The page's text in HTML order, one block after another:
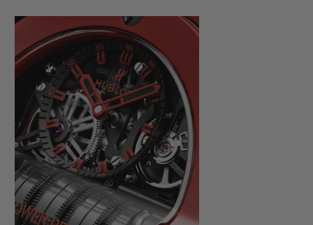
red pigments intact. Up to this point, only
black and white ceramics had been used in
watchmaking. The manufacture gained a
significant lead in materials research,
opening up new avenues in terms of both
aesthetics and performance.
Hublot is adorning the Big Bang MP-11
with its exclusive red ceramic symbolising
passion, power, endeavour and glory. Fully